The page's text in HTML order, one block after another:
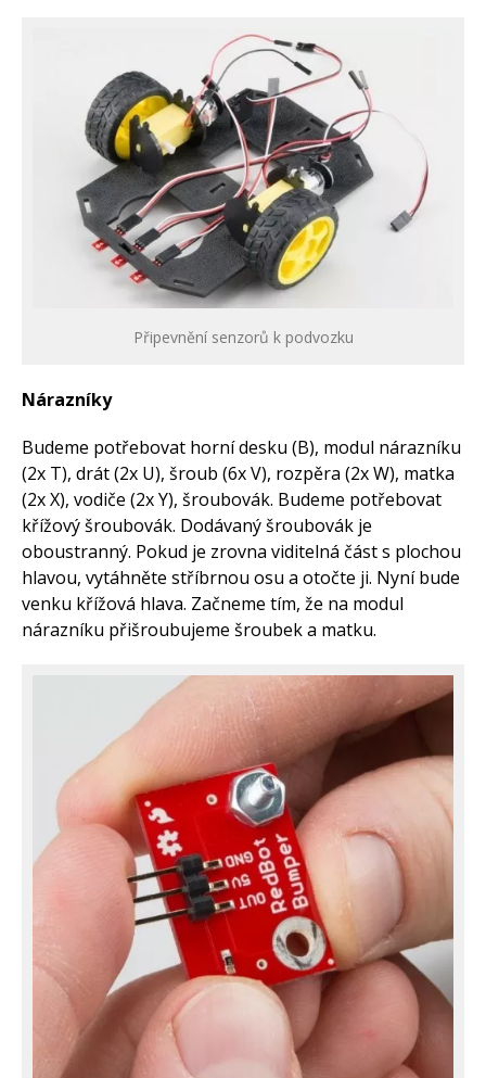
Připevnění senzorů k podvozku
Nárazníky
Budeme potřebovat horní desku (B), modul nárazníku
(2x T), drát (2x U), šroub (6x V), rozpěra (2x W), matka
(2x X), vodiče (2x Y), šroubovák. Budeme potřebovat
křížový šroubovák. Dodávaný šroubovák je
oboustranný. Pokud je zrovna viditelná část s plochou
hlavou, vytáhněte stříbrnou osu a otočte ji. Nyní bude
venku křížová hlava. Začneme tím, že na modul
nárazníku přišroubujeme šroubek a matku.